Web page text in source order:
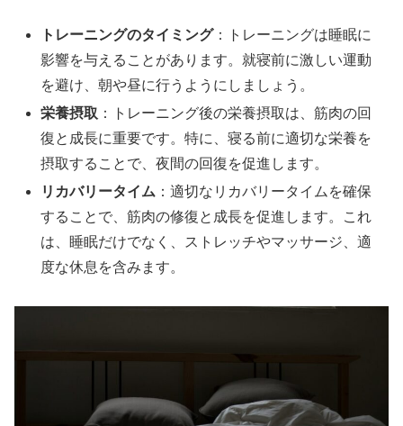
トレーニングのタイミング：トレーニングは睡眠に
影響を与えることがあります。就寝前に激しい運動
を避け、朝や昼に行うようにしましょう。
栄養摂取 ：トレーニング後の栄養摂取は、筋肉の回
復と成長に重要です。特に、寝る前に適切な栄養を
摂取することで、夜間の回復を促進します。
リカバリータイム ：適切なリカバリータイムを確保
することで、筋肉の修復と成長を促進します。これ
は、睡眠だけでなく、ストレッチやマッサージ、適
度な休息を含みます。